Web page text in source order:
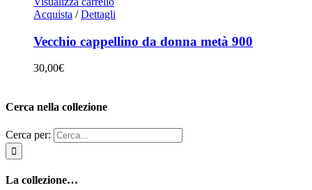
Acquista / Dettagli
Vecchio cappellino da donna metà 900
30,00€
Cerca nella collezione
Cerca per:
La collezione…